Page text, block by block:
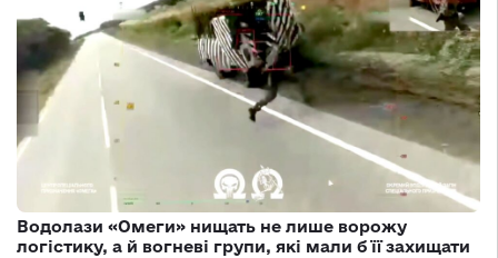
Водолази «Омеги» нищать не лише ворожу
логістику, а й вогневі групи, які мали б її захищати